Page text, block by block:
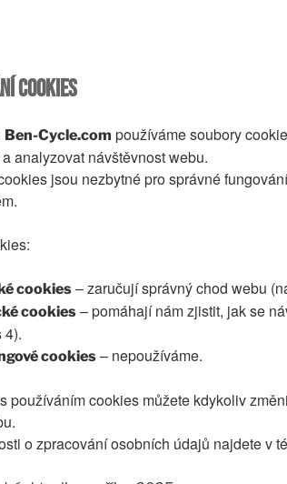
cookies
Ben-Cycle.com používáme soubory
analyzovat návštěvnost webu.
jsou nezbytné pro správné
cookies – zaručují správný chod webu
cookies – pomáhají nám zjistit, jak se
4).
cookies – nepoužíváme.
používáním cookies můžete kdykoliv
o zpracování osobních údajů najdete v